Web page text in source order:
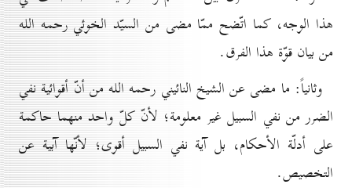
هذا الوجه، كما اتّضح ممّا مضى من السيّد الخوئي رحمه الله
من بيان قوّة هذا الفرق.
وثانياً: ما مضى عن الشيخ النائيني رحمه الله من أنّ أقوائية نفي
الضرر من نفي السبيل غير معلومة؛ لأنّ كلّ واحد منهما حاكمة
على أدلّة الأحكام، بل آية نفي السبيل أقوى؛ لأنّها آبية عن
التخصيص.